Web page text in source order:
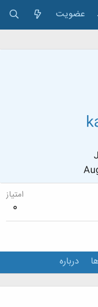
عضویت
امتیاز
0
درباره